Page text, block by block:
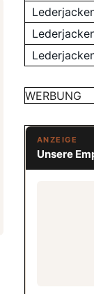
WERBUNG
ANZEIGE
Unsere